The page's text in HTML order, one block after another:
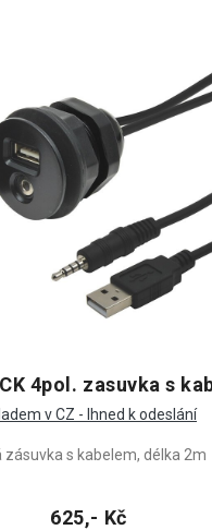
4pol. zasuvka s
v CZ - Ihned k odeslání
zásuvka s kabelem, délka 2m
625,- Kč